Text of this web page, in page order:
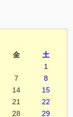
金
土
1
7
8
14
15
21
22
28
29